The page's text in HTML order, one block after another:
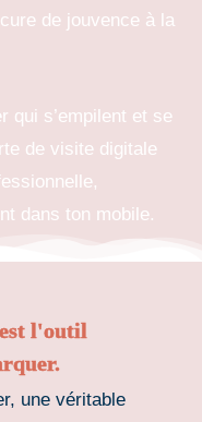
de jouvence à la
qui s’empilent et se
de visite digitale
dans ton mobile.
l'outil
une véritable